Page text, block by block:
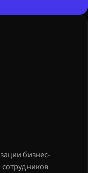
бизнес-